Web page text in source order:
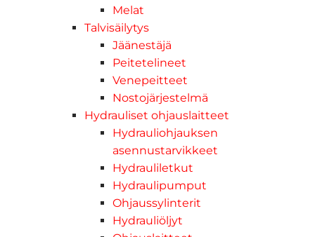
Melat
Talvisäilytys
Jäänestäjä
Peitetelineet
Venepeitteet
Nostojärjestelmä
Hydrauliset ohjauslaitteet
Hydrauliohjauksen
asennustarvikkeet
Hydrauliletkut
Hydraulipumput
Ohjaussylinterit
Hydrauliöljyt